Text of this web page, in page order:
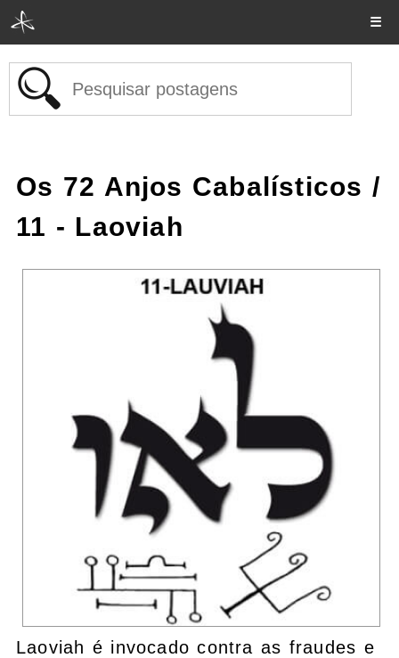
☰
Os 72 Anjos Cabalísticos /
11 - Laoviah
Laoviah é invocado contra as fraudes e